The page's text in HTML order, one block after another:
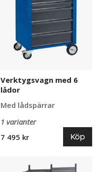
Verktygsvagn med 6
lådor
Med lådspärrar
1 varianter
7 495 kr
Köp